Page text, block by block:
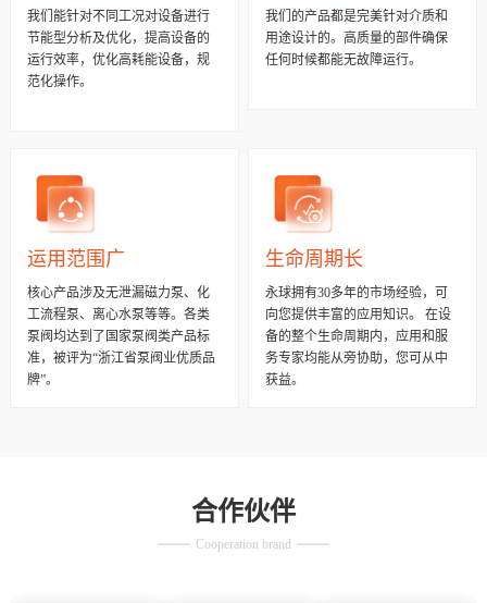
我们能针对不同工况对设备进行
节能型分析及优化，提高设备的
运行效率，优化高耗能设备，规
范化操作。
我们的产品都是完美针对介质和
用途设计的。高质量的部件确保
任何时候都能无故障运行。
运用范围广
核心产品涉及无泄漏磁力泵、化
工流程泵、离心水泵等等。各类
泵阀均达到了国家泵阀类产品标
准，被评为“浙江省泵阀业优质品
牌”。
生命周期长
永球拥有30多年的市场经验，可
向您提供丰富的应用知识。 在设
备的整个生命周期内，应用和服
务专家均能从旁协助，您可从中
获益。
合作伙伴
Cooperation brand